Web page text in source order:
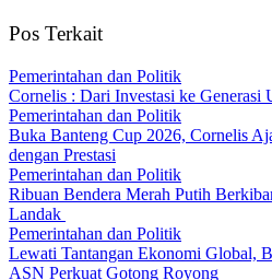
Pos Terkait
Pemerintahan dan Politik
Cornelis : Dari Investasi ke Generasi
Pemerintahan dan Politik
Buka Banteng Cup 2026, Cornelis
dengan Prestasi
Pemerintahan dan Politik
Ribuan Bendera Merah Putih
Landak
Pemerintahan dan Politik
Lewati Tantangan Ekonomi Global,
ASN Perkuat Gotong Royong